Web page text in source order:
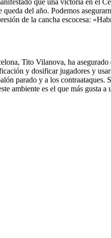
del año. Podemos
de la cancha escocesa:
Tito Vilanova, ha
y dosificar jugadores y
parado y a los contraataques.
ambiente es el que más gusta